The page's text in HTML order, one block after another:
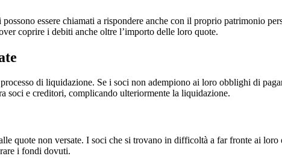
essere chiamati a rispondere anche con il proprio patrimonio
coprire i debiti anche oltre l’importo delle loro quote.
di liquidazione. Se i soci non adempiono ai loro obblighi di
soci e creditori, complicando ulteriormente la liquidazione.
quote non versate. I soci che si trovano in difficoltà a far fronte ai
i fondi dovuti.